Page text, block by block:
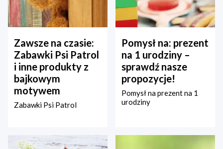
Zawsze na czasie:
Zabawki Psi Patrol
i inne produkty z
bajkowym
motywem
Zabawki Psi Patrol
Pomysł na: prezent
na 1 urodziny –
sprawdź nasze
propozycje!
Pomysł na prezent na 1
urodziny